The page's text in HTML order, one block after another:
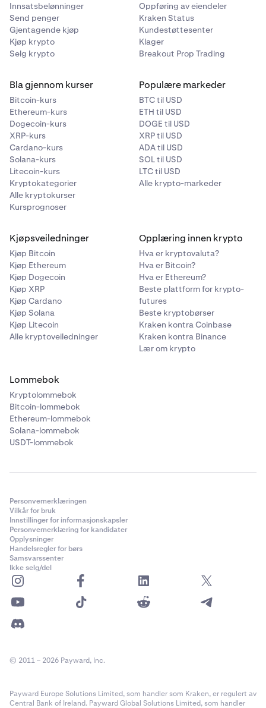
Innsatsbelønninger
Send penger
Gjentagende kjøp
Kjøp krypto
Selg krypto
Oppføring av eiendeler
Kraken Status
Kundestøttesenter
Klager
Breakout Prop Trading
Bla gjennom kurser
Bitcoin-kurs
Ethereum-kurs
Dogecoin-kurs
XRP-kurs
Cardano-kurs
Solana-kurs
Litecoin-kurs
Kryptokategorier
Alle kryptokurser
Kursprognoser
Populære markeder
BTC til USD
ETH til USD
DOGE til USD
XRP til USD
ADA til USD
SOL til USD
LTC til USD
Alle krypto-markeder
Kjøpsveiledninger
Kjøp Bitcoin
Kjøp Ethereum
Kjøp Dogecoin
Kjøp XRP
Kjøp Cardano
Kjøp Solana
Kjøp Litecoin
Alle kryptoveiledninger
Opplæring innen krypto
Hva er kryptovaluta?
Hva er Bitcoin?
Hva er Ethereum?
Beste plattform for krypto-
futures
Beste kryptobørser
Kraken kontra Coinbase
Kraken kontra Binance
Lær om krypto
Lommebok
Kryptolommebok
Bitcoin-lommebok
Ethereum-lommebok
Solana-lommebok
USDT-lommebok
Personvernerklæringen
Vilkår for bruk
Innstillinger for informasjonskapsler
Personvernerklæring for kandidater
Opplysninger
Handelsregler for børs
Samsvarssenter
Ikke selg/del
© 2011 – 2026 Payward, Inc.
Payward Europe Solutions Limited, som handler som Kraken, er regulert av
Central Bank of Ireland. Payward Global Solutions Limited, som handler